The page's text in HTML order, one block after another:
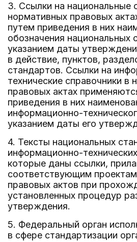
3. Ссылки на национальные
нормативных правовых
путем приведения в них
обозначения национальных
указанием даты
в действие, пунктов,
стандартов. Ссылки на
технические справочники в
правовых актах
приведения в них
информационно-
указанием даты его
4. Тексты национальных
информационно-
которые даны ссылки,
соответствующим
правовых актов при
установленных процедур
утверждения.
5. Федеральный орган
в сфере стандартизации